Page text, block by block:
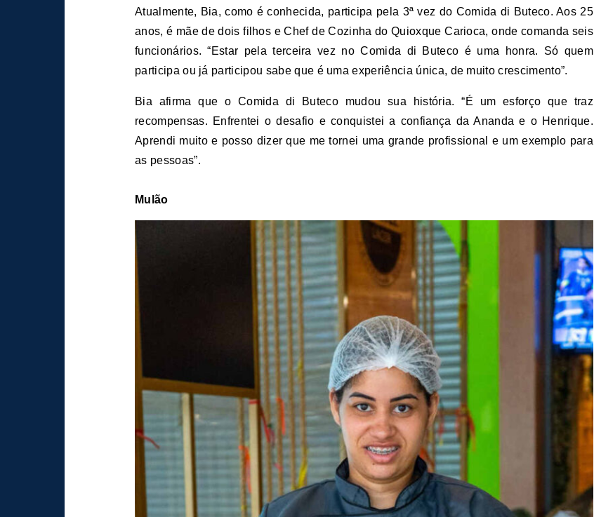
Atualmente, Bia, como é conhecida, participa pela 3ª vez do Comida di Buteco. Aos 25
anos, é mãe de dois filhos e Chef de Cozinha do Quioxque Carioca, onde comanda seis
funcionários. “Estar pela terceira vez no Comida di Buteco é uma honra. Só quem
participa ou já participou sabe que é uma experiência única, de muito crescimento”.
Bia afirma que o Comida di Buteco mudou sua história. “É um esforço que traz
recompensas. Enfrentei o desafio e conquistei a confiança da Ananda e o Henrique.
Aprendi muito e posso dizer que me tornei uma grande profissional e um exemplo para
as pessoas”.
Mulão